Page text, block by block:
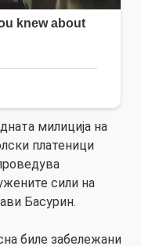
милиција на
платеници
сили на
Басурин.
биле забележани